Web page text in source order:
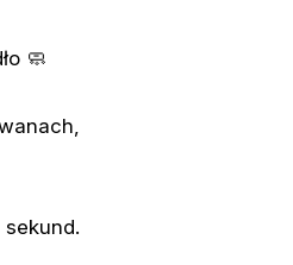
🧼
sekund.